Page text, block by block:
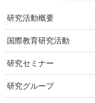
研究活動概要
国際教育研究活動
研究セミナー
研究グループ